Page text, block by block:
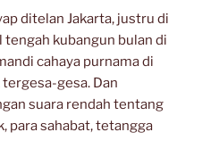
ditelan Jakarta, justru di
tengah kubangun bulan di
cahaya purnama di
gesa. Dan
suara rendah tentang
para sahabat, tetangga